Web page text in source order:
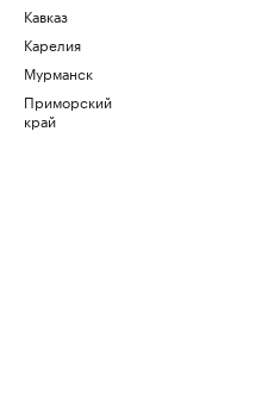
Кавказ
Карелия
Мурманск
Приморский
край